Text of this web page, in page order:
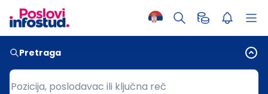
Pretraga
Pozicija, poslodavac ili ključna reč
Pozicija, poslodavac ili ključna reč